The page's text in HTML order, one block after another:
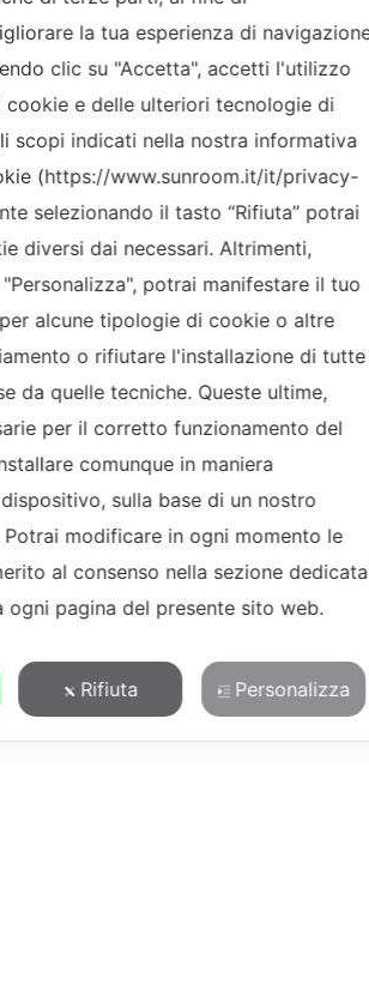
la tua esperienza di
clic su "Accetta", accetti l'utilizzo
e delle ulteriori tecnologie di
scopi indicati nella nostra informativa
(https://www.sunroom.it/it/privacy-
selezionando il tasto “Rifiuta” potrai
diversi dai necessari. Altrimenti,
potrai manifestare il tuo
alcune tipologie di cookie o altre
o rifiutare l'installazione di tutte
da quelle tecniche. Queste ultime,
per il corretto funzionamento del
comunque in maniera
sulla base di un nostro
modificare in ogni momento le
al consenso nella sezione
ogni pagina del presente sito web.
Rifiuta Personalizza